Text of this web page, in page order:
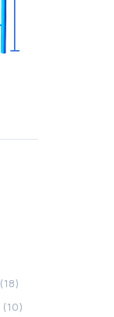
(18)
(10)